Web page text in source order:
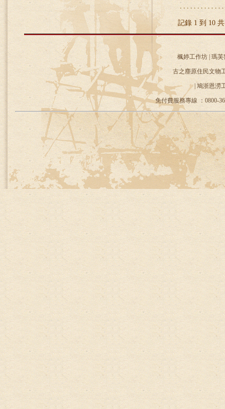
記錄 1 到 10
楓婷工作坊 | 瑪芙
古之塵原住民文物
| 鳩浙恩澇
免付費服務專線 ：0800-